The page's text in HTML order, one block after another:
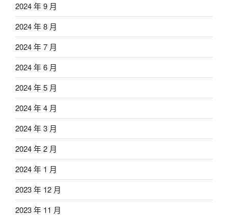
2024 年 9 月
2024 年 8 月
2024 年 7 月
2024 年 6 月
2024 年 5 月
2024 年 4 月
2024 年 3 月
2024 年 2 月
2024 年 1 月
2023 年 12 月
2023 年 11 月